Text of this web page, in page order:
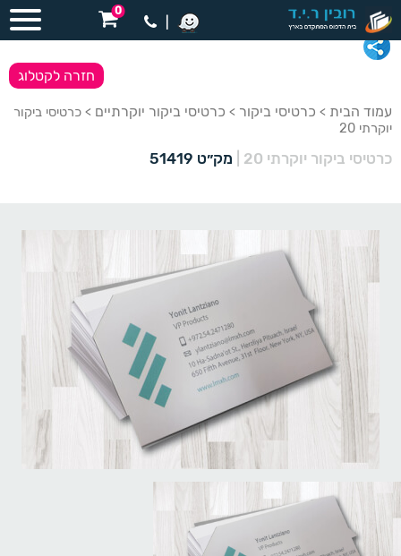
0
עמוד הבית > כרטיסי ביקור > כרטיסי ביקור יוקרתיים > כרטיסי ביקור
יוקרתי 20
כרטיסי ביקור יוקרתי 20 מק״ט 51419
חזרה לקטלוג